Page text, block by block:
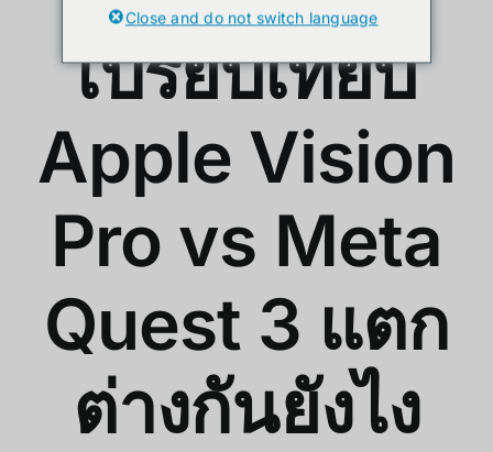
เปรียบเทียบ
Apple Vision
Pro vs Meta
Quest 3 แตก
ต่างกันยังไง
Close and do not switch language